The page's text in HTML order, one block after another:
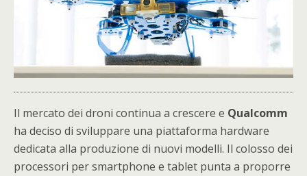
Il mercato dei droni continua a crescere e Qualcomm
ha deciso di sviluppare una piattaforma hardware
dedicata alla produzione di nuovi modelli. Il colosso dei
processori per smartphone e tablet punta a proporre